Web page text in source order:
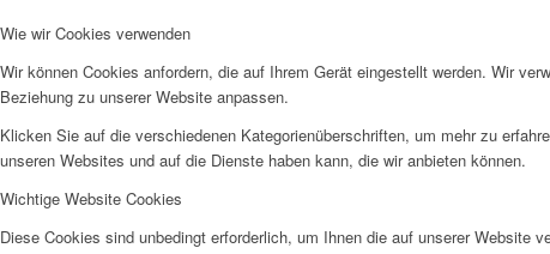
Wie wir Cookies verwenden
Wir können Cookies anfordern, die auf Ihrem Gerät eingestellt werden. Wir
Beziehung zu unserer Website anpassen.
Klicken Sie auf die verschiedenen Kategorienüberschriften, um mehr zu
unseren Websites und auf die Dienste haben kann, die wir anbieten können.
Wichtige Website Cookies
Diese Cookies sind unbedingt erforderlich, um Ihnen die auf unserer Website